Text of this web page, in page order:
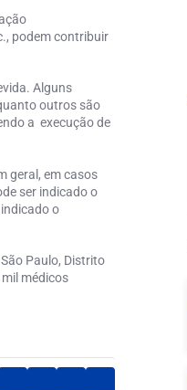
podem contribuir
Alguns
outros são
a execução de
geral, em casos
ser indicado o
o
Paulo, Distrito
médicos